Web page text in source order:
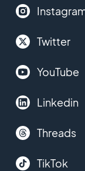
Twitter
YouTube
Linkedin
Threads
TikTok